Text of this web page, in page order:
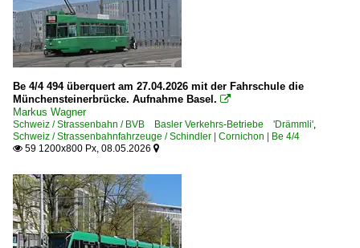
Be 4/4 494 überquert am 27.04.2026 mit der Fahrschule die
Münchensteinerbrücke. Aufnahme Basel. 
Markus Wagner
Schweiz / Strassenbahn / BVB Basler Verkehrs-Betriebe 'Drämmli',
Schweiz / Strassenbahnfahrzeuge / Schindler | Cornichon | Be 4/4
 59 1200x800 Px, 08.05.2026 